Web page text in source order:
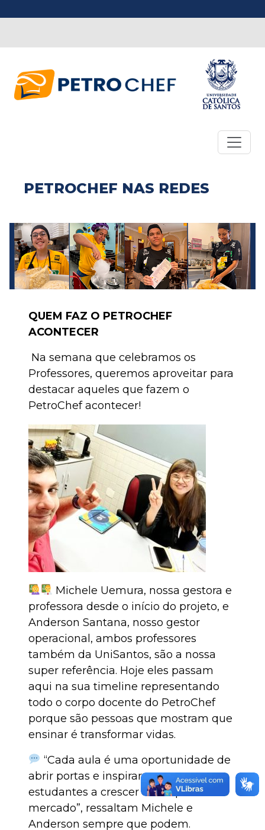
PETROCHEF NAS REDES
QUEM FAZ O PETROCHEF
ACONTECER
Na semana que celebramos os
Professores, queremos aproveitar para
destacar aqueles que fazem o
PetroChef acontecer!
Michele Uemura, nossa gestora e
professora desde o início do projeto, e
Anderson Santana, nosso gestor
operacional, ambos professores
também da UniSantos, são a nossa
super referência. Hoje eles passam
aqui na sua timeline representando
todo o corpo docente do PetroChef
porque são pessoas que mostram que
ensinar é transformar vidas.
“Cada aula é uma oportunidade de
abrir portas e inspirar nossos
estudantes a crescer e conquistar o
mercado”, ressaltam Michele e
Anderson sempre que podem.